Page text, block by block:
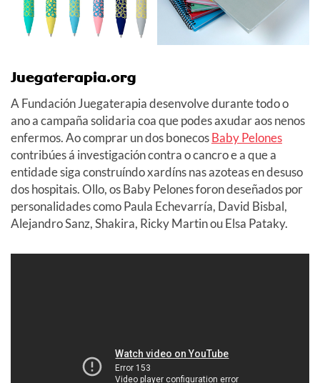
Juegaterapia.org
A Fundación Juegaterapia desenvolve durante todo o
ano a campaña solidaria coa que podes axudar aos nenos
enfermos. Ao comprar un dos bonecosBaby Pelones
contribúes á investigación contra o cancro e a que a
entidade siga construíndo xardíns nas azoteas en desuso
dos hospitais. Ollo, os Baby Pelones foron deseñados por
personalidades como Paula Echevarría, David Bisbal,
Alejandro Sanz, Shakira, Ricky Martin ou Elsa Pataky.